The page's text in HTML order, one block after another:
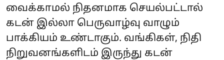
வைக்காமல் நிதனமாக செயல்பட்டால்
கடன் இல்லா பெருவாழ்வு வாழும்
பாக்கியம் உண்டாகும். வங்கிகள், நிதி
நிறுவனங்களிடம் இருந்து கடன்